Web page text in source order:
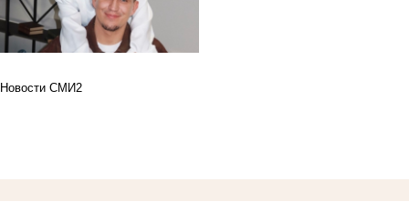
Новости СМИ2